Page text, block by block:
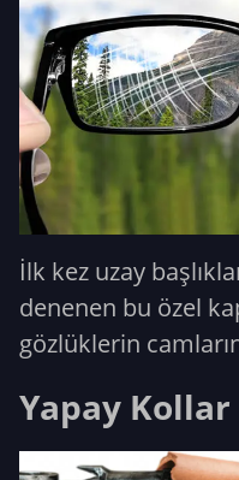
İlk kez uzay
denenen bu özel
gözlüklerin
Yapay Kollar